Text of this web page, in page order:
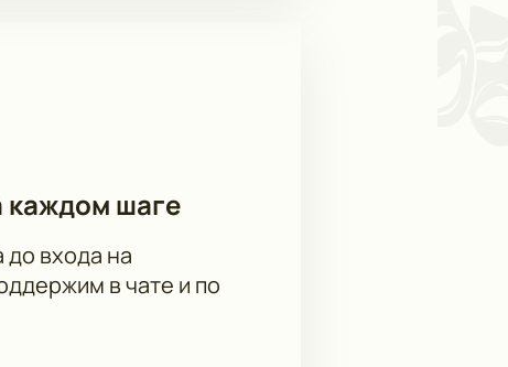
каждом шаге
входа на
в чате и по